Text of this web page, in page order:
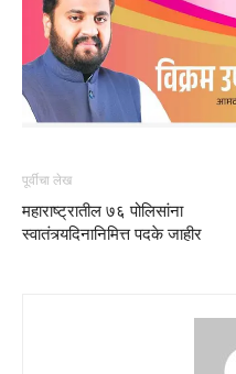
पूर्वीचा लेख
महाराष्ट्रातील ७६ पोलिसांना
स्वातंत्र्यदिनानिमित्त पदके जाहीर